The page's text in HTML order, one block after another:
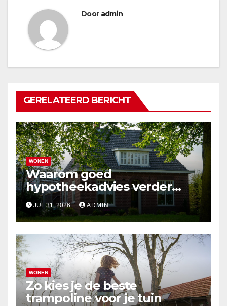
Door admin
GERELATEERD BERICHT
WONEN
Waarom goed
hypotheekadvies verder
gaat dan alleen cijfers
JUL 31, 2026 ADMIN
WONEN
Zo kies je de beste
trampoline voor je tuin